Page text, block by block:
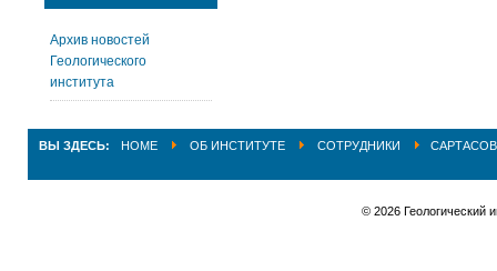
Архив новостей
Геологического
института
ВЫ ЗДЕСЬ: HOME ОБ ИНСТИТУТЕ СОТРУДНИКИ
© 2026 Геологический